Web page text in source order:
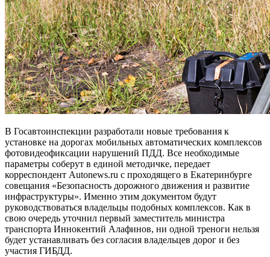
В Госавтоинспекции разработали новые требования к
установке на дорогах мобильных автоматических комплексов
фотовидеофиксации нарушений ПДД. Все необходимые
параметры соберут в единой методичке, передает
корреспондент Autonews.ru с проходящего в Екатеринбурге
совещания «Безопасность дорожного движения и развитие
инфраструктуры». Именно этим документом будут
руководствоваться владельцы подобных комплексов. Как в
свою очередь уточнил первый заместитель министра
транспорта Иннокентий Алафинов, ни одной треноги нельзя
будет устанавливать без согласия владельцев дорог и без
участия ГИБДД.